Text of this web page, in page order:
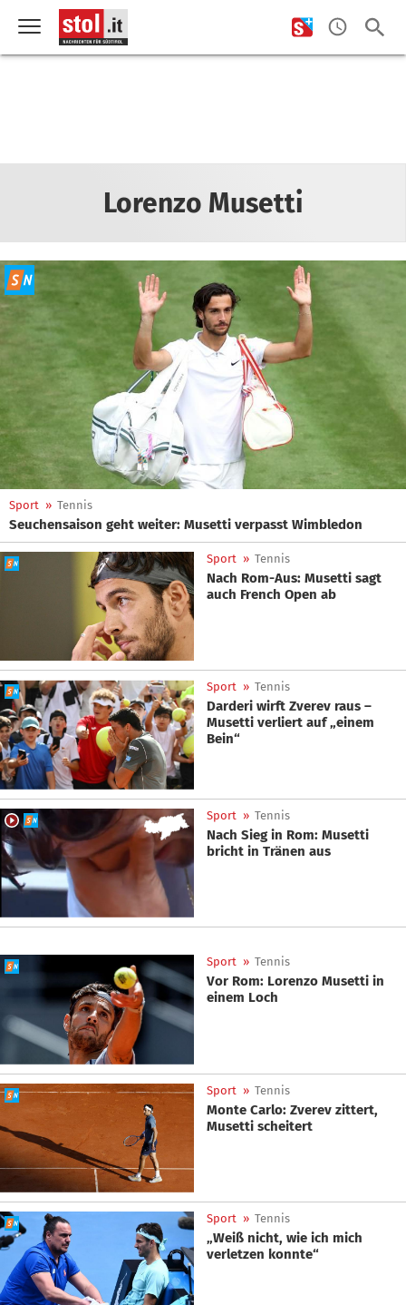
Lorenzo Musetti
Sport » Tennis
Seuchensaison geht weiter: Musetti verpasst Wimbledon
Sport » Tennis
Nach Rom-Aus: Musetti sagt
auch French Open ab
Sport » Tennis
Darderi wirft Zverev raus –
Musetti verliert auf „einem
Bein“
Sport » Tennis
Nach Sieg in Rom: Musetti
bricht in Tränen aus
Sport » Tennis
Vor Rom: Lorenzo Musetti in
einem Loch
Sport » Tennis
Monte Carlo: Zverev zittert,
Musetti scheitert
Sport » Tennis
„Weiß nicht, wie ich mich
verletzen konnte“